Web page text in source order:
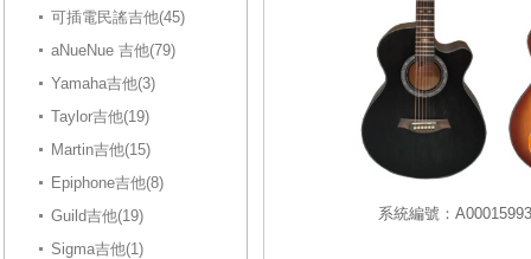
可插電民謠吉他(45)
aNueNue 吉他(79)
Yamaha吉他(3)
Taylor吉他(19)
Martin吉他(15)
Epiphone吉他(8)
Guild吉他(19)
Sigma吉他(1)
系統編號：